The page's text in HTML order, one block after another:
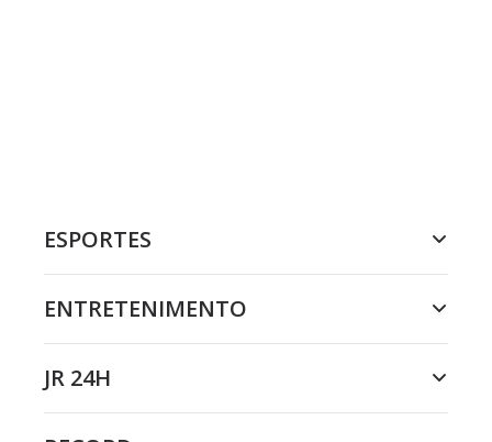
ESPORTES
ENTRETENIMENTO
JR 24H